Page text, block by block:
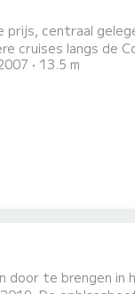
centraal
totaal 2
13.5 m
in het